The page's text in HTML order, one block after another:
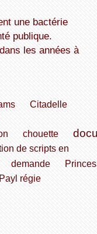
publique.
Citadelle
chouette
de scripts en
demande
régie